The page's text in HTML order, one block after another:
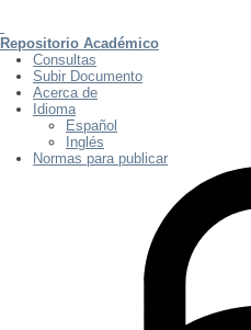
Repositorio Académico
Consultas
Subir Documento
Acerca de
Idioma
Español
Inglés
Normas para publicar